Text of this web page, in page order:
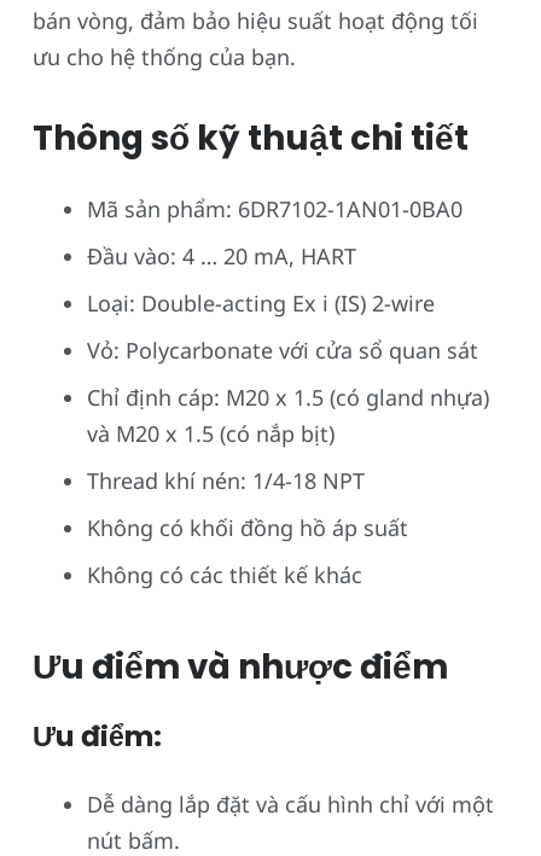
bán vòng, đảm bảo hiệu suất hoạt động tối
ưu cho hệ thống của bạn.
Thông số kỹ thuật chi tiết
Mã sản phẩm: 6DR7102-1AN01-0BA0
Đầu vào: 4 … 20 mA, HART
Loại: Double-acting Ex i (IS) 2-wire
Vỏ: Polycarbonate với cửa sổ quan sát
Chỉ định cáp: M20 x 1.5 (có gland nhựa)
và M20 x 1.5 (có nắp bịt)
Thread khí nén: 1/4-18 NPT
Không có khối đồng hồ áp suất
Không có các thiết kế khác
Ưu điểm và nhược điểm
Ưu điểm:
Dễ dàng lắp đặt và cấu hình chỉ với một
nút bấm.